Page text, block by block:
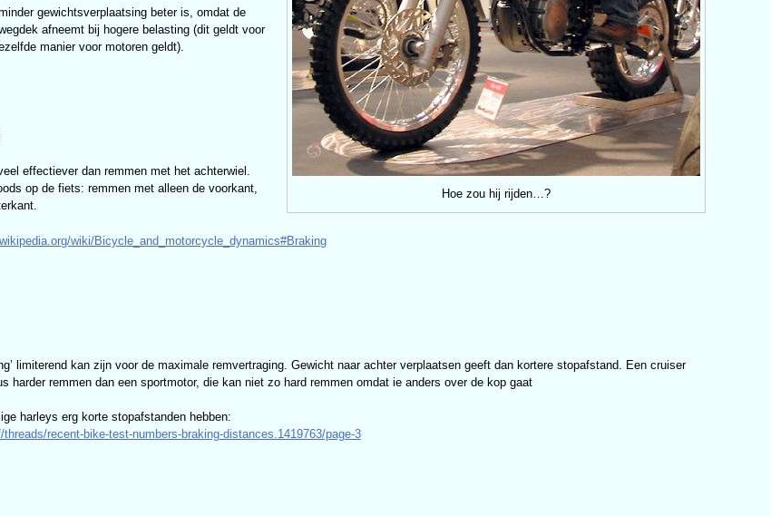
Hoe zou hij rijden…?
gewichtsverplaatsing beter is, omdat de
afneemt bij hogere belasting (dit geldt voor
manier voor motoren geldt).
effectiever dan remmen met het achterwiel.
op de fiets: remmen met alleen de voorkant,
wiki/Bicycle_and_motorcycle_dynamics#Braking
limiterend kan zijn voor de maximale remvertraging. Gewicht naar achter verplaatsen geeft dan kortere stopafstand. Een cruiser
harder remmen dan een sportmotor, die kan niet zo hard remmen omdat ie anders over de kop gaat
harleys erg korte stopafstanden hebben:
recent-bike-test-numbers-braking-distances.1419763/page-3